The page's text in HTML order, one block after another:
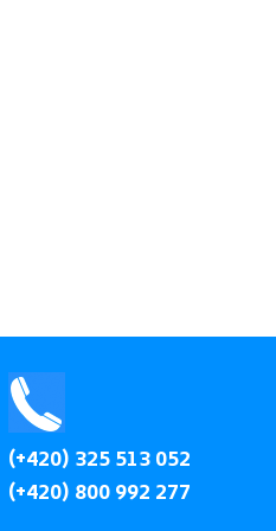
(+420) 325 513 052
(+420) 800 992 277